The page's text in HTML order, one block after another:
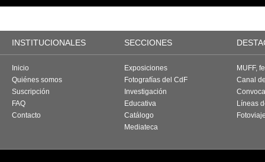
INSTITUCIONALES SECCIONES
Inicio
Quiénes somos
Suscripción
FAQ
Contacto
Exposiciones
Fotografías del CdF
Investigación
Educativa
Catálogo
Mediateca
MUFF,
Canal
Líneas